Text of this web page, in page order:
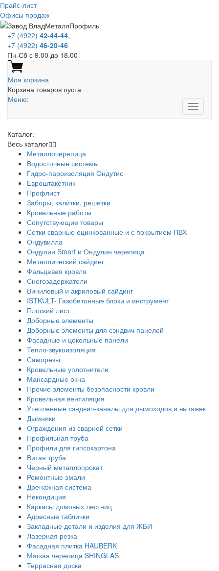
Прайс-лист
Офисы продаж
+7 (4922) 42-44-44,
+7 (4922) 46-20-46
Пн-Сб с 9.00 до 18.00
Моя корзина
Корзина товаров пуста
Меню:
Каталог:
Весь каталог
Металлочерепица
Водосточные системы
Гидро-пароизоляция Ондутис
Евроштакетник
Профлист
Заборы, калитки, решетки
Кровельные работы
Сопутствующие товары
Сетки сварные оцинкованные и с покрытием ПВХ
Ондувилла
Ондулин Smart и Ондулин черепица
Металлический сайдинг
Фальцевая кровля
Снегозадержатели
Виниловый и акриловый сайдинг
ISTKULT- Газобетонные блоки и инструмент
Плоский лист
Доборные элементы
Доборные элементы для сэндвич панелей
Фасадные и цокольные панели
Тепло-звукоизоляция
Саморезы
Кровельные уплотнители
Мансардные окна
Прочие элементы безопасности кровли
Кровельная вентиляция
Утепленные сэндвич-каналы для дымоходов и вытяжек
Дымники
Ограждения из сварной сетки
Профильная труба
Профили для гипсокартона
Витая труба
Черный металлопрокат
Ремонтные эмали
Дренажная система
Некондиция
Каркасы домовых лестниц
Адресные таблички
Закладные детали и изделия для ЖБИ
Лазерная резка
Фасадная плитка HAUBERK
Мягкая черепица SHINGLAS
Террасная доска